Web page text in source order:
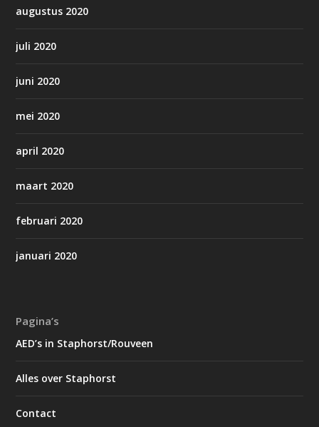
augustus 2020
juli 2020
juni 2020
mei 2020
april 2020
maart 2020
februari 2020
januari 2020
Pagina’s
AED’s in Staphorst/Rouveen
Alles over Staphorst
Contact